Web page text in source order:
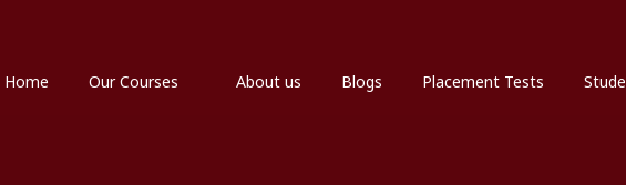
Home Our Courses About us Blogs Placement Tests